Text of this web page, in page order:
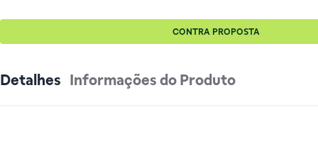
CONTRA PROPOSTA
Detalhes Informações do Produto